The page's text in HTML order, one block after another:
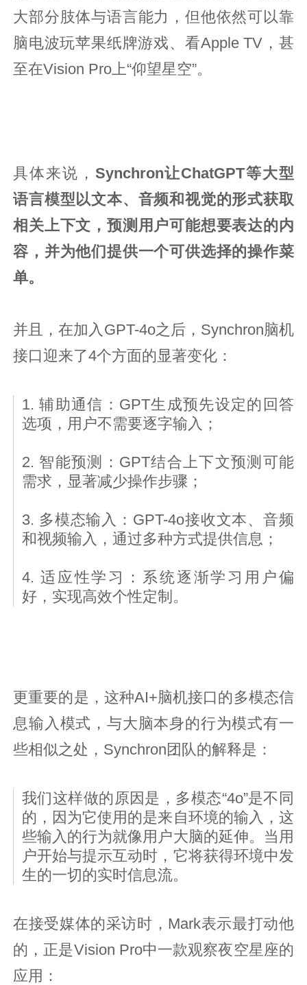
大部分肢体与语言能力，但他依然可以靠
脑电波玩苹果纸牌游戏、看Apple TV，甚
至在Vision Pro上“仰望星空”。
具体来说， Synchron让ChatGPT等大型
语言模型以文本、音频和视觉的形式获取
相关上下文，预测用户可能想要表达的内
容，并为他们提供一个可供选择的操作菜
单。
并且，在加入GPT-4o之后，Synchron脑机
接口迎来了4个方面的显著变化：
1. 辅助通信：GPT生成预先设定的回答
选项，用户不需要逐字输入；
2. 智能预测：GPT结合上下文预测可能
需求，显著减少操作步骤；
3. 多模态输入：GPT-4o接收文本、音频
和视频输入，通过多种方式提供信息；
4. 适应性学习：系统逐渐学习用户偏
好，实现高效个性定制。
更重要的是，这种AI+脑机接口的多模态信
息输入模式，与大脑本身的行为模式有一
些相似之处，Synchron团队的解释是：
我们这样做的原因是，多模态“4o”是不同
的，因为它使用的是来自环境的输入，这
些输入的行为就像用户大脑的延伸。当用
户开始与提示互动时，它将获得环境中发
生的一切的实时信息流。
在接受媒体的采访时，Mark表示最打动他
的，正是Vision Pro中一款观察夜空星座的
应用：